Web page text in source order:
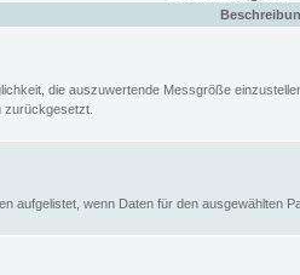
die auszuwertende Messgröße
zurückgesetzt.
aufgelistet, wenn Daten für den ausgewählten